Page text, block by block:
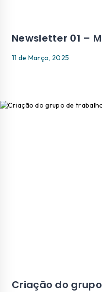
Newsletter 01 –
11 de Março, 2025
Criação do